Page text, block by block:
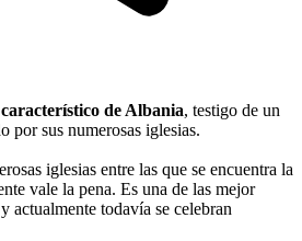
de Albania, testigo de un
por sus numerosas iglesias.
iglesias entre las que se encuentra la
vale la pena. Es una de las mejor
actualmente todavía se celebran